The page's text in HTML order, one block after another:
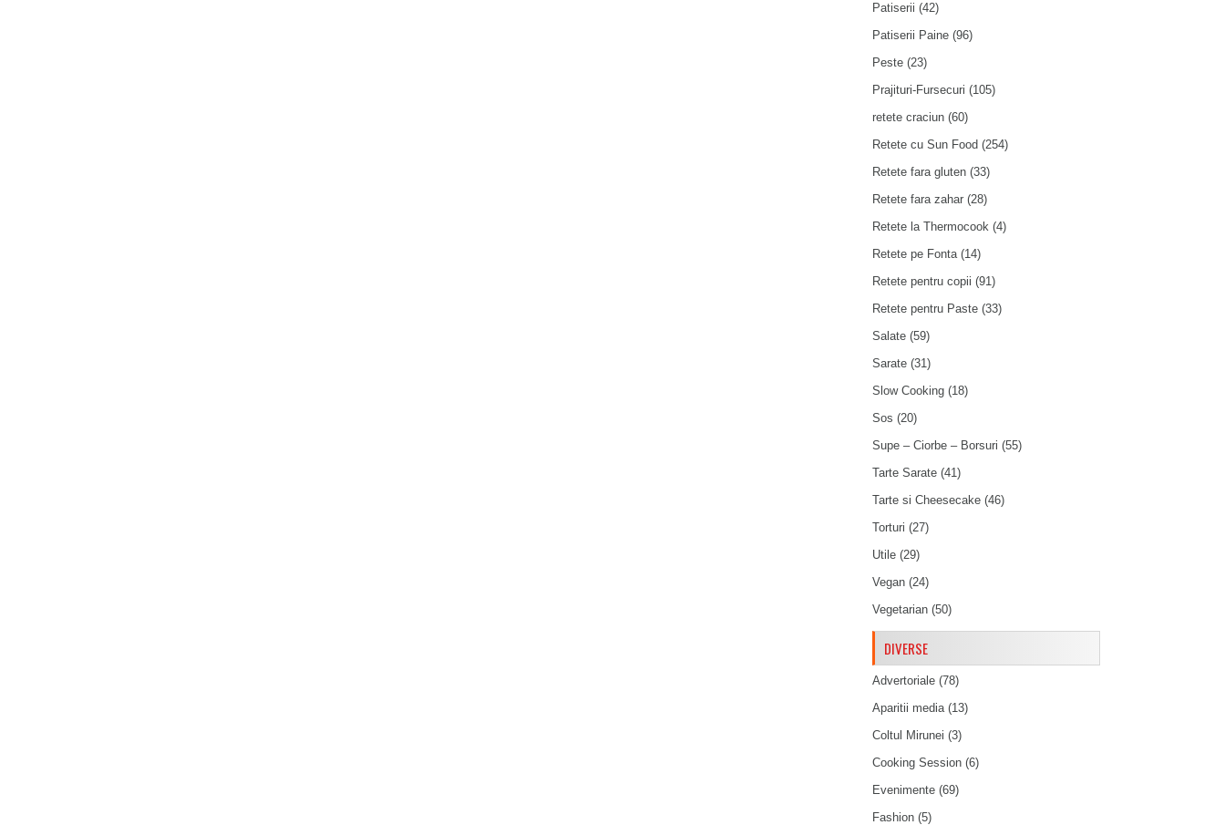
Patiserii (42)
Patiserii Paine (96)
Peste (23)
Prajituri-Fursecuri (105)
retete craciun (60)
Retete cu Sun Food (254)
Retete fara gluten (33)
Retete fara zahar (28)
Retete la Thermocook (4)
Retete pe Fonta(14)
Retete pentru copii (91)
Retete pentru Paste (33)
Salate (59)
Sarate (31)
Slow Cooking (18)
Sos (20)
Supe – Ciorbe – Borsuri (55)
Tarte Sarate (41)
Tarte si Cheesecake (46)
Torturi (27)
Utile (29)
Vegan (24)
Vegetarian (50)
DIVERSE
Advertoriale (78)
Aparitii media(13)
Coltul Mirunei (3)
Cooking Session (6)
Evenimente (69)
Fashion (5)